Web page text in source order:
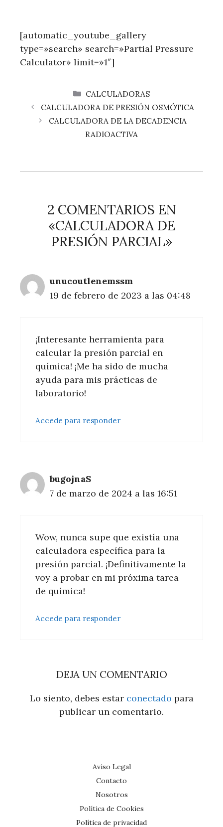
[automatic_youtube_gallery
type=»search» search=»Partial Pressure
Calculator» limit=»1″]
CATEGORÍAS
CALCULADORAS
CALCULADORA DE PRESIÓN OSMÓTICA
CALCULADORA DE LA DECADENCIA
RADIOACTIVA
2 COMENTARIOS EN
«CALCULADORA DE
PRESIÓN PARCIAL»
unucoutlenemssm
19 de febrero de 2023 a las 04:48
¡Interesante herramienta para
calcular la presión parcial en
química! ¡Me ha sido de mucha
ayuda para mis prácticas de
laboratorio!
Accede para responder
bugojnaS
7 de marzo de 2024 a las 16:51
Wow, nunca supe que existía una
calculadora específica para la
presión parcial. ¡Definitivamente la
voy a probar en mi próxima tarea
de química!
Accede para responder
DEJA UN COMENTARIO
Lo siento, debes estar conectado para
publicar un comentario.
Aviso Legal
Contacto
Nosotros
Política de Cookies
Política de privacidad